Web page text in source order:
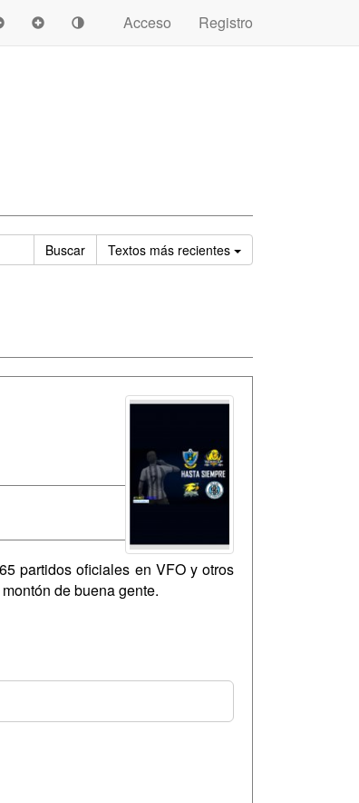
Acceso
Registro
Buscar Textos más recientes Ordenar
partidos oficiales en VFO y otros
de buena gente.